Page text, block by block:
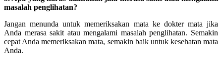
masalah penglihatan?
Jangan menunda untuk memeriksakan mata ke dokter mata jika
Anda merasa sakit atau mengalami masalah penglihatan. Semakin
cepat Anda memeriksakan mata, semakin baik untuk kesehatan mata
Anda.